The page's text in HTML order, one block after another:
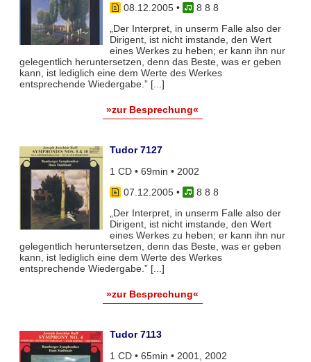
08.12.2005•
8 8 8
„Der Interpret, in unserm Falle also der
Dirigent, ist nicht imstande, den Wert
eines Werkes zu heben; er kann ihn nur
gelegentlich heruntersetzen, denn das Beste, was er geben
kann, ist lediglich eine dem Werte des Werkes
entsprechende Wiedergabe.” [...]
»zur Besprechung«
Tudor 7127
1 CD • 69min • 2002
07.12.2005•
8 8 8
„Der Interpret, in unserm Falle also der
Dirigent, ist nicht imstande, den Wert
eines Werkes zu heben; er kann ihn nur
gelegentlich heruntersetzen, denn das Beste, was er geben
kann, ist lediglich eine dem Werte des Werkes
entsprechende Wiedergabe.” [...]
»zur Besprechung«
Tudor 7113
1 CD • 65min • 2001, 2002